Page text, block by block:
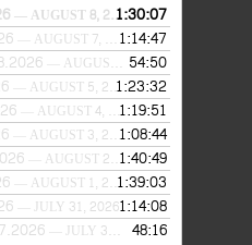
— AUGUST 8, 2026 1:30:07
— AUGUST 7, 2026
1:14:47
— AUGUST 6, 2026
54:50
— AUGUST 5, 2026 1:23:32
— AUGUST 4, 2026
1:19:51
— AUGUST 3, 2026 1:08:44
— AUGUST 2, 2026 1:40:49
— AUGUST 1, 2026 1:39:03
— JULY 31, 20261:14:08
— JULY 30, 2026 48:16